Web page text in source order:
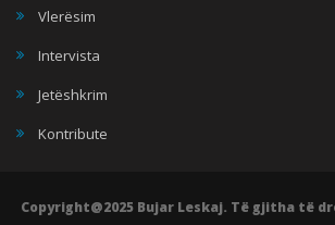
Vlerësim
Intervista
Jetëshkrim
Kontribute
Copyright@2025 Bujar Leskaj. Të gjitha të